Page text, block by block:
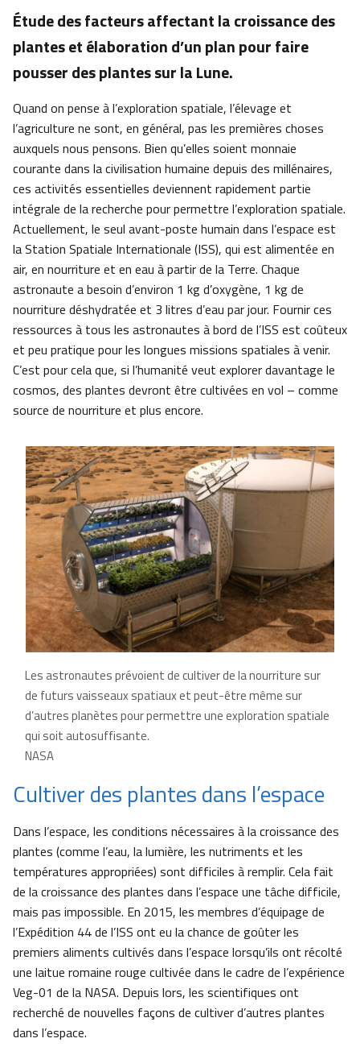
Étude des facteurs affectant la croissance des
plantes et élaboration d’un plan pour faire
pousser des plantes sur la Lune.
Quand on pense à l’exploration spatiale, l’élevage et
l’agriculture ne sont, en général, pas les premières choses
auxquels nous pensons. Bien qu’elles soient monnaie
courante dans la civilisation humaine depuis des millénaires,
ces activités essentielles deviennent rapidement partie
intégrale de la recherche pour permettre l’exploration spatiale.
Actuellement, le seul avant-poste humain dans l’espace est
la Station Spatiale Internationale (ISS), qui est alimentée en
air, en nourriture et en eau à partir de la Terre. Chaque
astronaute a besoin d’environ 1 kg d’oxygène, 1 kg de
nourriture déshydratée et 3 litres d’eau par jour. Fournir ces
ressources à tous les astronautes à bord de l’ISS est coûteux
et peu pratique pour les longues missions spatiales à venir.
C’est pour cela que, si l’humanité veut explorer davantage le
cosmos, des plantes devront être cultivées en vol – comme
source de nourriture et plus encore.
Les astronautes prévoient de cultiver de la nourriture sur
de futurs vaisseaux spatiaux et peut-être même sur
d’autres planètes pour permettre une exploration spatiale
qui soit autosuffisante.
NASA
Cultiver des plantes dans l’espace
Dans l’espace, les conditions nécessaires à la croissance des
plantes (comme l’eau, la lumière, les nutriments et les
températures appropriées) sont difficiles à remplir. Cela fait
de la croissance des plantes dans l’espace une tâche difficile,
mais pas impossible. En 2015, les membres d’équipage de
l’Expédition 44 de l’ISS ont eu la chance de goûter les
premiers aliments cultivés dans l’espace lorsqu’ils ont récolté
une laitue romaine rouge cultivée dans le cadre de l’expérience
Veg-01 de la NASA. Depuis lors, les scientifiques ont
recherché de nouvelles façons de cultiver d’autres plantes
dans l’espace.